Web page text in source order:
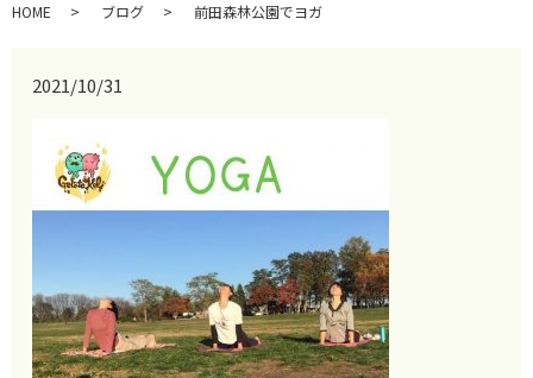
HOME ブログ 前田森林公園でヨガ
2021/10/31